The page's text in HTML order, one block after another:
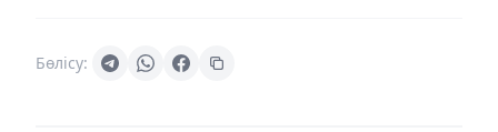
Бөлісу: